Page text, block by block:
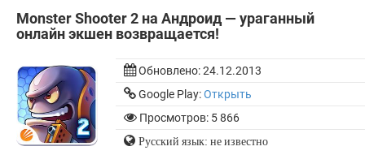
Monster Shooter 2 на Андроид — ураганный
онлайн экшен возвращается!
Обновлено:24.12.2013
Google Play:Открыть
Просмотров: 5 866
Русский язык: не известно